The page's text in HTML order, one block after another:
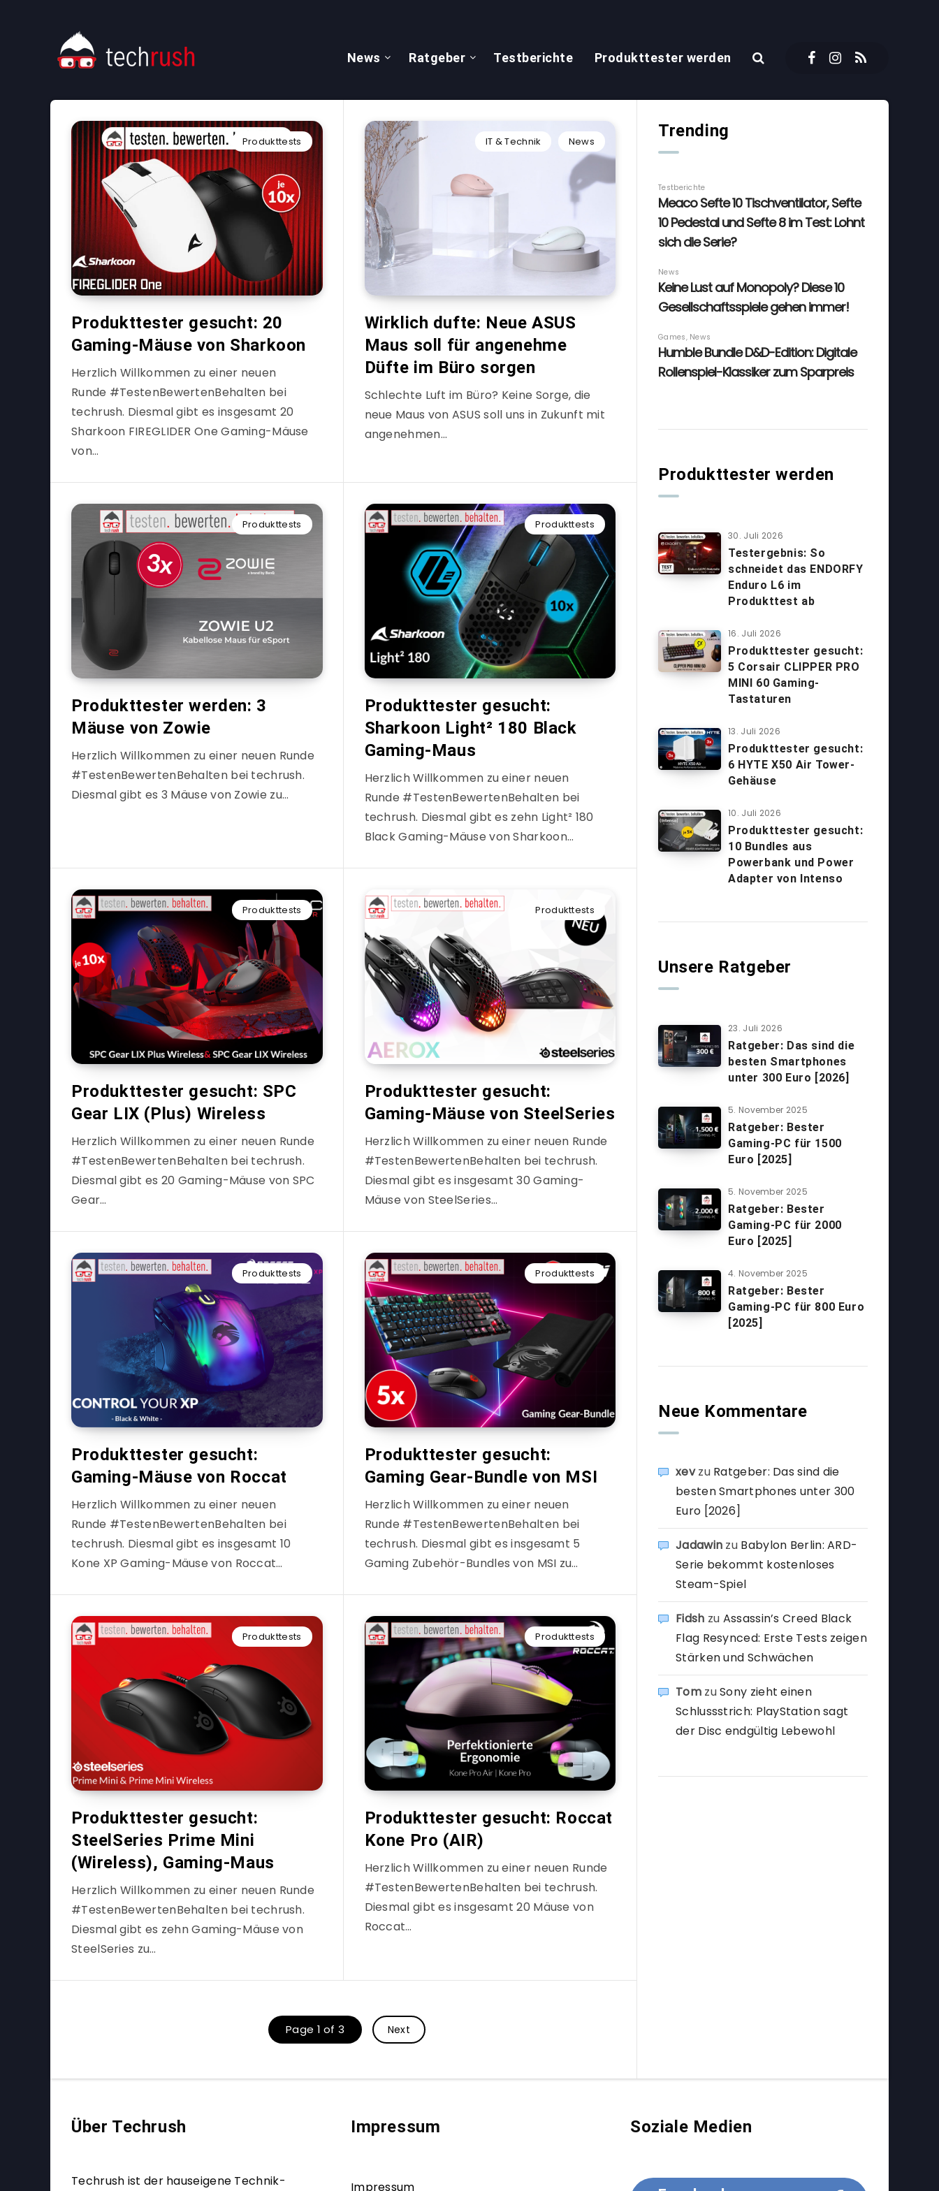
News Ratgeber Testberichte Produkttester werden
Produkttests
Produkttester gesucht: 20
Gaming-Mäuse von Sharkoon
Herzlich Willkommen zu einer neuen
Runde #TestenBewertenBehalten bei
techrush. Diesmal gibt es insgesamt 20
Sharkoon FIREGLIDER One Gaming-Mäuse
von…
IT & Technik News
Wirklich dufte: Neue ASUS
Maus soll für angenehme
Düfte im Büro sorgen
Schlechte Luft im Büro? Keine Sorge, die
neue Maus von ASUS soll uns in Zukunft mit
angenehmen…
Produkttests
Produkttester werden: 3
Mäuse von Zowie
Herzlich Willkommen zu einer neuen Runde
#TestenBewertenBehalten bei techrush.
Diesmal gibt es 3 Mäuse von Zowie zu…
Produkttests
Produkttester gesucht:
Sharkoon Light² 180 Black
Gaming-Maus
Herzlich Willkommen zu einer neuen
Runde #TestenBewertenBehalten bei
techrush. Diesmal gibt es zehn Light² 180
Black Gaming-Mäuse von Sharkoon…
Produkttests
Produkttester gesucht: SPC
Gear LIX (Plus) Wireless
Herzlich Willkommen zu einer neuen Runde
#TestenBewertenBehalten bei techrush.
Diesmal gibt es 20 Gaming-Mäuse von SPC
Gear…
Produkttests
Produkttester gesucht:
Gaming-Mäuse von SteelSeries
Herzlich Willkommen zu einer neuen Runde
#TestenBewertenBehalten bei techrush.
Diesmal gibt es insgesamt 30 Gaming-
Mäuse von SteelSeries…
Produkttests
Produkttester gesucht:
Gaming-Mäuse von Roccat
Herzlich Willkommen zu einer neuen
Runde #TestenBewertenBehalten bei
techrush. Diesmal gibt es insgesamt 10
Kone XP Gaming-Mäuse von Roccat…
Produkttests
Produkttester gesucht:
Gaming Gear-Bundle von MSI
Herzlich Willkommen zu einer neuen
Runde #TestenBewertenBehalten bei
techrush. Diesmal gibt es insgesamt 5
Gaming Zubehör-Bundles von MSI zu…
Produkttests
Produkttester gesucht:
SteelSeries Prime Mini
(Wireless), Gaming-Maus
Herzlich Willkommen zu einer neuen Runde
#TestenBewertenBehalten bei techrush.
Diesmal gibt es zehn Gaming-Mäuse von
SteelSeries zu…
Produkttests
Produkttester gesucht: Roccat
Kone Pro (AIR)
Herzlich Willkommen zu einer neuen Runde
#TestenBewertenBehalten bei techrush.
Diesmal gibt es insgesamt 20 Mäuse von
Roccat…
Page 1 of 3 Next
Trending
Produkttester werden
30. Juli 2026
Testergebnis: So
schneidet das ENDORFY
Enduro L6 im
Produkttest ab
16. Juli 2026
Produkttester gesucht:
5 Corsair CLIPPER PRO
MINI 60 Gaming-
Tastaturen
13. Juli 2026
Produkttester gesucht:
6 HYTE X50 Air Tower-
Gehäuse
10. Juli 2026
Produkttester gesucht:
10 Bundles aus
Powerbank und Power
Adapter von Intenso
Unsere Ratgeber
23. Juli 2026
Ratgeber: Das sind die
besten Smartphones
unter 300 Euro [2026]
5. November 2025
Ratgeber: Bester
Gaming-PC für 1500
Euro [2025]
5. November 2025
Ratgeber: Bester
Gaming-PC für 2000
Euro [2025]
4. November 2025
Ratgeber: Bester
Gaming-PC für 800 Euro
[2025]
Neue Kommentare
xevzu Ratgeber: Das sind die
besten Smartphones unter 300
Euro [2026]
Jadawin zu Babylon Berlin: ARD-
Serie bekommt kostenloses
Steam-Spiel
Fidsh zu Assassin’s Creed Black
Flag Resynced: Erste Tests zeigen
Stärken und Schwächen
TomzuSony zieht einen
Schlussstrich: PlayStation sagt
der Disc endgültig Lebewohl
Über Techrush
Techrush ist der hauseigene Technik-
Impressum
Impressum
Soziale Medien